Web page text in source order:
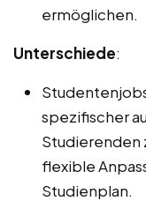
ermöglichen.
Unterschiede:
spezifischer
Studierenden
flexible
Studienplan.